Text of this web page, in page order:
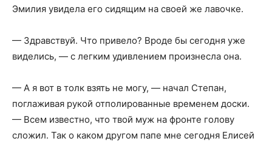
Эмилия увидела его сидящим на своей же лавочке.
— Здравствуй. Что привело? Вроде бы сегодня уже
виделись, — с легким удивлением произнесла она.
— А я вот в толк взять не могу, — начал Степан,
поглаживая рукой отполированные временем доски.
— Всем известно, что твой муж на фронте голову
сложил. Так о каком другом папе мне сегодня Елисей